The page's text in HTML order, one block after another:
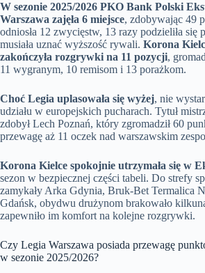
W sezonie 2025/2026 PKO Bank Polski
Warszawa zajęła 6 miejsce, zdobywając 49
odniosła 12 zwycięstw, 13 razy podzieliła się
musiała uznać wyższość rywali. Korona
zakończyła rozgrywki na 11 pozycji,
11 wygranym, 10 remisom i 13 porażkom.
Choć Legia uplasowała się wyżej, nie
udziału w europejskich pucharach. Tytuł
zdobył Lech Poznań, który zgromadził 60
przewagę aż 11 oczek nad warszawskim
Korona Kielce spokojnie utrzymała się w
sezon w bezpiecznej części tabeli. Do strefy
zamykały Arka Gdynia, Bruk-Bet Termalica
Gdańsk, obydwu drużynom brakowało
zapewniło im komfort na kolejne rozgrywki.
Czy Legia Warszawa posiada przewagę
w sezonie 2025/2026?